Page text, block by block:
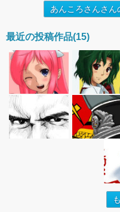
あんころさんさ
最近の投稿作品(15)